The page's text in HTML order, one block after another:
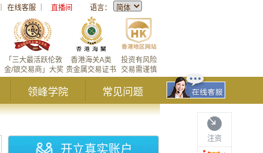
在线客服 直播间 语言：
投资有风险
交易需谨慎
香港海关A类
贵金属交易证书
「三大最活跃伦敦
金/银交易商」大奖
领峰学院 常见问题
注资
开立真实账户